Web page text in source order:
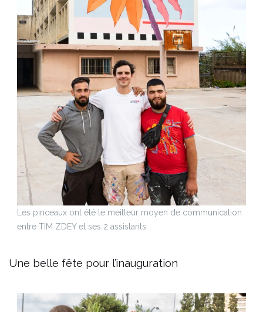
Les pinceaux ont été le meilleur moyen de communication
entre TIM ZDEY et ses 2 assistants.
Une belle fête pour l’inauguration